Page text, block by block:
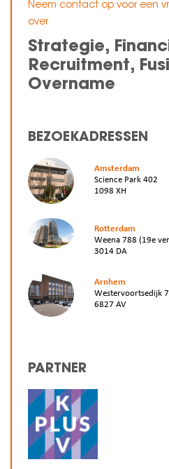
Neem contact op voor een
over
Strategie,
Recruitment,
Overname
BEZOEKADRESSEN
Amsterdam
Science Park 402
1098 XH
Rotterdam
Weena 788 (19e
3014 DA
Arnhem
Westervoortsedijk
6827 AV
PARTNER